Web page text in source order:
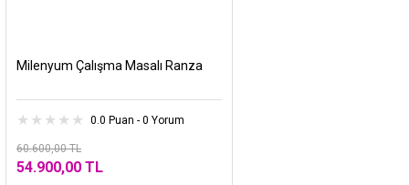
Milenyum Çalışma Masalı Ranza
0.0 Puan - 0 Yorum
60.600,00 TL
54.900,00 TL